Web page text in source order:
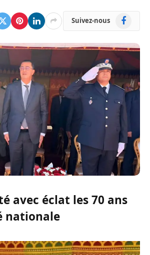
Suivez-nous Facebook
avec éclat les 70 ans
nationale